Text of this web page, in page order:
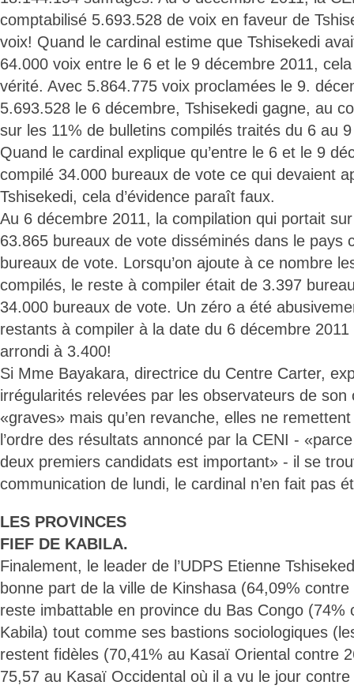
comptabilisé 5.693.528 de voix en faveur de
voix! Quand le cardinal estime que Tshisekedi
64.000 voix entre le 6 et le 9 décembre 2011,
vérité. Avec 5.864.775 voix proclamées le 9.
5.693.528 le 6 décembre, Tshisekedi gagne, au
sur les 11% de bulletins compilés traités du 6 au
Quand le cardinal explique qu’entre le 6 et le 9
compilé 34.000 bureaux de vote ce qui devaient
Tshisekedi, cela d’évidence paraît faux.
Au 6 décembre 2011, la compilation qui portait
63.865 bureaux de vote disséminés dans le pays
bureaux de vote. Lorsqu’on ajoute à ce nombre
compilés, le reste à compiler était de 3.397
34.000 bureaux de vote. Un zéro a été
restants à compiler à la date du 6 décembre
arrondi à 3.400!
Si Mme Bayakara, directrice du Centre Carter,
irrégularités relevées par les observateurs de son
«graves» mais qu’en revanche, elles ne
l’ordre des résultats annoncé par la CENI -
deux premiers candidats est important» - il se
communication de lundi, le cardinal n’en fait pas
LES PROVINCES
FIEF DE KABILA.
Finalement, le leader de l’UDPS Etienne
bonne part de la ville de Kinshasa (64,09%
reste imbattable en province du Bas Congo (74%
Kabila) tout comme ses bastions sociologiques
restent fidèles (70,41% au Kasaï Oriental contre
75,57 au Kasaï Occidental où il a vu le jour